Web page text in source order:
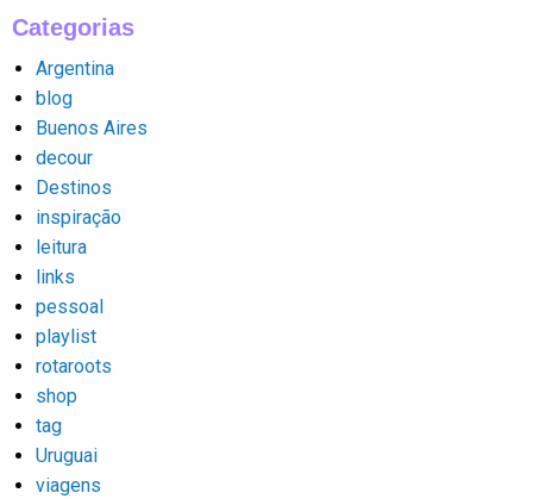
Categorias
Argentina
blog
Buenos Aires
decour
Destinos
inspiração
leitura
links
pessoal
playlist
rotaroots
shop
tag
Uruguai
viagens